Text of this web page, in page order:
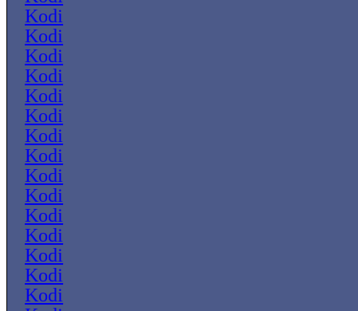
Kodi
Kodi
Kodi
Kodi
Kodi
Kodi
Kodi
Kodi
Kodi
Kodi
Kodi
Kodi
Kodi
Kodi
Kodi